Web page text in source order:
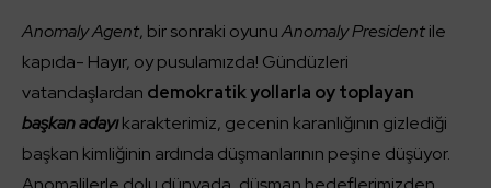
Anomaly Agent, bir sonraki oyunuAnomaly Presidentile
kapıda- Hayır, oy pusulamızda! Gündüzleri
vatandaşlardan demokratik yollarla oy toplayan
başkan adayıkarakterimiz, gecenin karanlığının gizlediği
başkan kimliğinin ardında düşmanlarının peşine düşüyor.